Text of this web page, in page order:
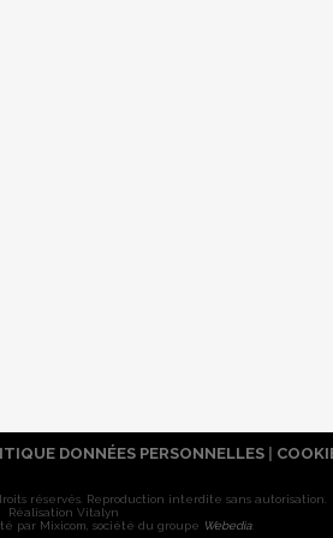
DONNÉES PERSONNELLES |
réservés. Reproduction interdite sans autorisation.
Réalisation Vitalyn
par Mixicom, société du groupe Webedia.